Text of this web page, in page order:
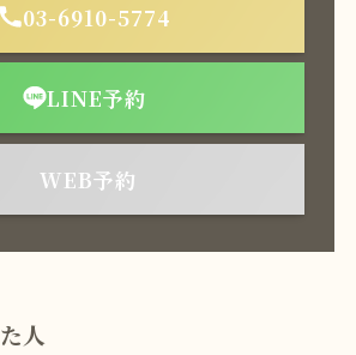
03-6910-5774
LINE予約
WEB予約
人